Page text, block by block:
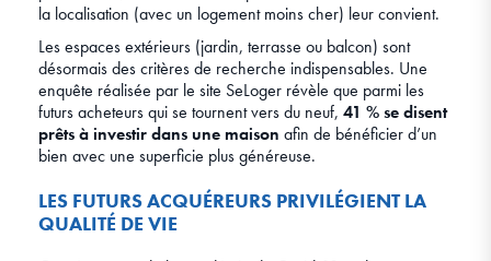
la localisation (avec un logement moins cher) leur convient.
Les espaces extérieurs (jardin, terrasse ou balcon) sont
désormais des critères de recherche indispensables. Une
enquête réalisée par le site SeLoger révèle que parmi les
futurs acheteurs qui se tournent vers du neuf, 41 % se disent
prêts à investir dans une maison afin de bénéficier d’un
bien avec une superficie plus généreuse.
LES FUTURS ACQUÉREURS PRIVILÉGIENT LA
QUALITÉ DE VIE